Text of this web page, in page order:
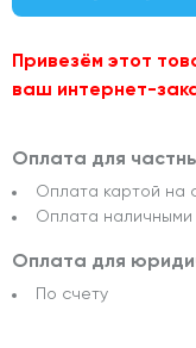
Привезём этот
ваш интернет-
Оплата для
Оплата картой на
Оплата наличными
Оплата для
По счету